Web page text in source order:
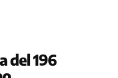
del 196